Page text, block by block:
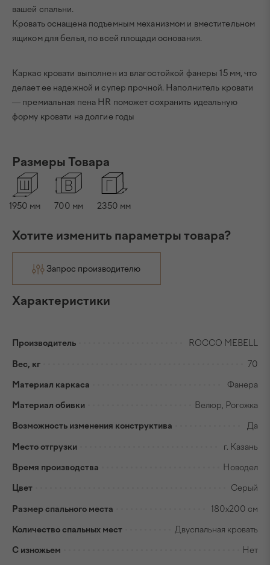
вашей спальни.
Кровать оснащена подъемным механизмом и вместительном
ящиком для белья, по всей площади основания.
Каркас кровати выполнен из влагостойкой фанеры 15 мм, что
делает ее надежной и супер прочной. Наполнитель кровати
— премиальная пена HR поможет сохранить идеальную
форму кровати на долгие годы
Размеры Товара
1950 мм 700 мм 2350 мм
Хотите изменить параметры товара?
Запрос производителю
Характеристики
Производитель ROCCO MEBELL
Вес, кг 70
Материал каркаса Фанера
Материал обивки Велюр, Рогожка
Возможность изменения конструктива Да
Место отгрузки г. Казань
Время производства Новодел
Цвет Серый
Размер спального места 180x200 см
Количество спальных мест Двуспальная кровать
С изножьем Нет